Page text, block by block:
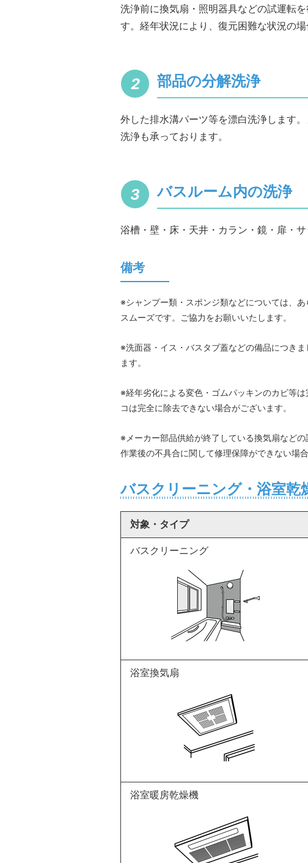
洗浄前に換気扇・照明器具などの試運転
す。経年状況により、復元困難な状況の
部品の分解洗浄
外した排水溝パーツ等を漂白洗浄します
洗浄も承っております。
バスルーム内の洗浄
浴槽・壁・床・天井・カラン・鏡・扉・
備考
※シャンプー類・スポンジ類などについては、
スムーズです。ご協力をお願いいたします。
※洗面器・イス・バスタブ蓋などの備品につき
ます。
※経年劣化による変色・ゴムパッキンのカビ等
コは完全に除去できない場合がございます。
※メーカー部品供給が終了している換気扇など
作業後の不具合に関して修理保障ができない場
バスクリーニング・浴室乾
対象・タイプ
バスクリーニング
浴室換気扇
浴室暖房乾燥機